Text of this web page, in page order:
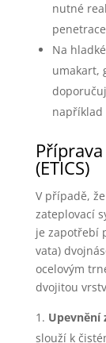
nutné
Na
umakart,
například
(ETICS)
V případě,
zateplovací
je zapotřebí
vata)
ocelovým
dvojitou
Upevnění
slouží k